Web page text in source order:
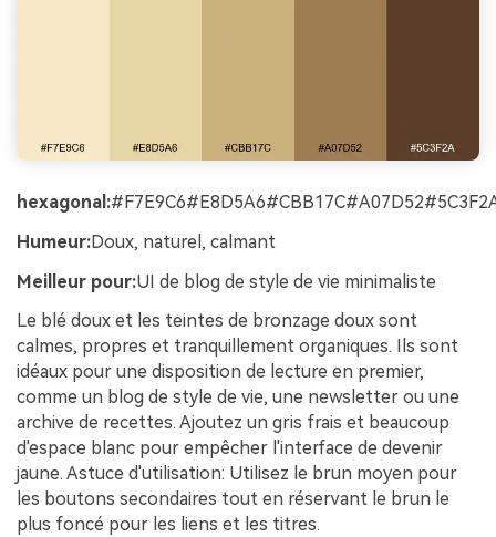
hexagonal:
Humeur:Doux, naturel, calmant
Meilleur pour:UI de blog de style de vie minimaliste
Le blé doux et les teintes de bronzage doux sont
calmes, propres et tranquillement organiques. Ils sont
idéaux pour une disposition de lecture en premier,
comme un blog de style de vie, une newsletter ou une
archive de recettes. Ajoutez un gris frais et beaucoup
d'espace blanc pour empêcher l'interface de devenir
jaune. Astuce d'utilisation: Utilisez le brun moyen pour
les boutons secondaires tout en réservant le brun le
plus foncé pour les liens et les titres.